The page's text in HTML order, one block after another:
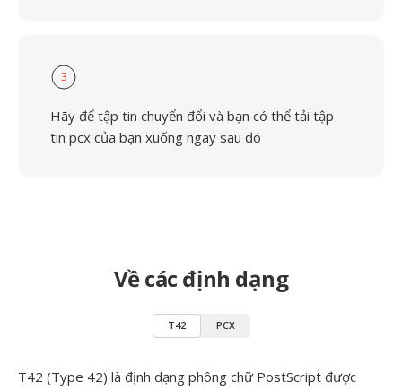
3
Hãy để tập tin chuyển đổi và bạn có thể tải tập
tin pcx của bạn xuống ngay sau đó
Về các định dạng
T42 PCX
T42 (Type 42) là định dạng phông chữ PostScript được